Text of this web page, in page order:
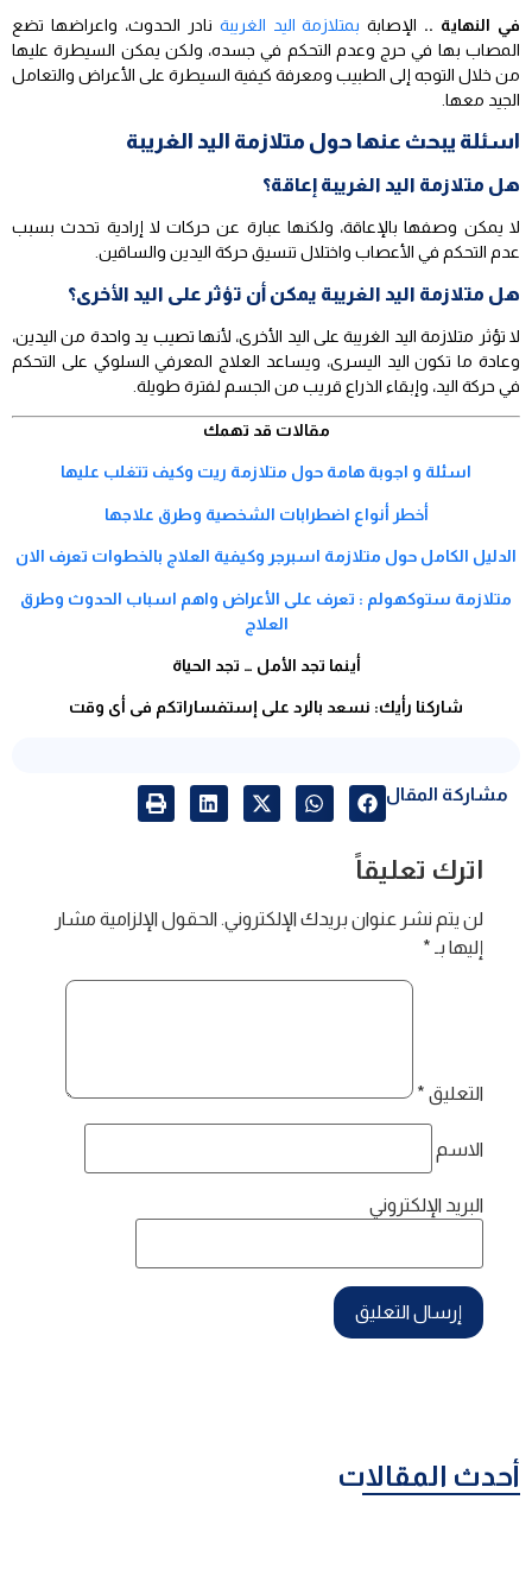
في النهاية .. الإصابة بمتلازمة اليد الغريبة نادر الحدوث، واعراضها تضع
المصاب بها في حرج وعدم التحكم في جسده، ولكن يمكن السيطرة عليها
من خلال التوجه إلى الطبيب ومعرفة كيفية السيطرة على الأعراض والتعامل
الجيد معها.
اسئلة يبحث عنها حول متلازمة اليد الغريبة
هل متلازمة اليد الغريبة إعاقة؟
لا يمكن وصفها بالإعاقة، ولكنها عبارة عن حركات لا إرادية تحدث بسبب
عدم التحكم في الأعصاب واختلال تنسيق حركة اليدين والساقين.
هل متلازمة اليد الغريبة يمكن أن تؤثر على اليد الأخرى؟
لا تؤثر متلازمة اليد الغريبة على اليد الأخرى، لأنها تصيب يد واحدة من اليدين،
وعادة ما تكون اليد اليسرى، ويساعد العلاج المعرفي السلوكي على التحكم
في حركة اليد، وإبقاء الذراع قريب من الجسم لفترة طويلة.
مقالات قد تهمك
اسئلة و اجوبة هامة حول متلازمة ريت وكيف تتغلب عليها
أخطر أنواع اضطرابات الشخصية وطرق علاجها
الدليل الكامل حول متلازمة اسبرجر وكيفية العلاج بالخطوات تعرف الان
متلازمة ستوكهولم : تعرف على الأعراض واهم اسباب الحدوث وطرق
العلاج
أينما تجد الأمل … تجد الحياة
شاركنا رأيك: نسعد بالرد على إستفساراتكم فى أى وقت
مشاركة المقال
اترك تعليقاً
لن يتم نشر عنوان بريدك الإلكتروني. الحقول الإلزامية مشار
إليها بـ *
التعليق *
الاسم
البريد الإلكتروني
أحدث المقالات